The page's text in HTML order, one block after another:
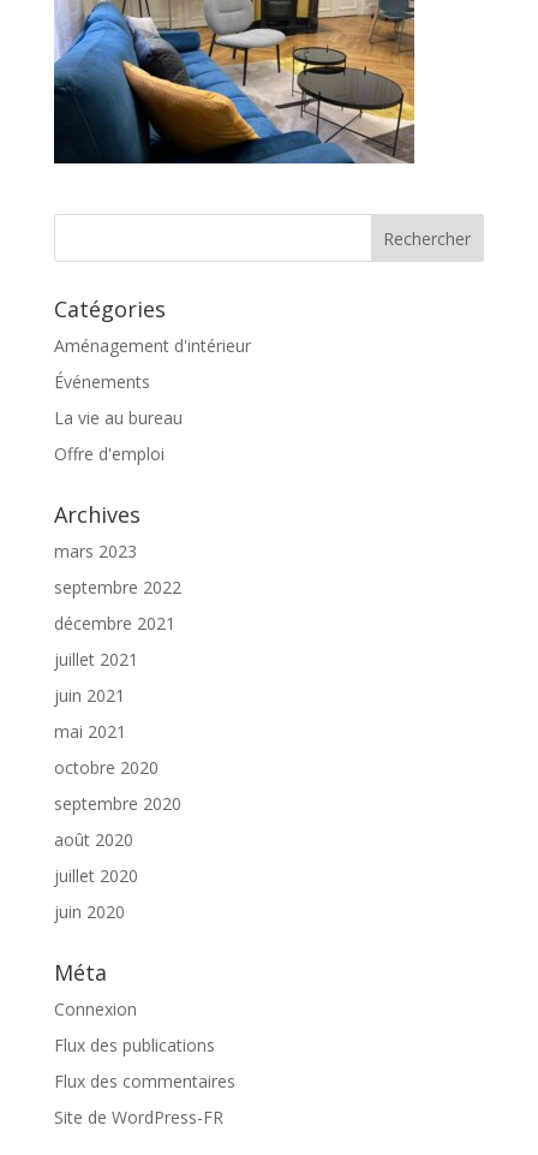
Catégories
Aménagement d'intérieur
Événements
La vie au bureau
Offre d'emploi
Archives
mars 2023
septembre 2022
décembre 2021
juillet 2021
juin 2021
mai 2021
octobre 2020
septembre 2020
août 2020
juillet 2020
juin 2020
Méta
Connexion
Flux des publications
Flux des commentaires
Site de WordPress-FR